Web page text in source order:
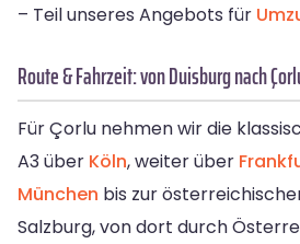
– Teil unseres Angebots für
Route & Fahrzeit: von Duisburg nach
Für Çorlu nehmen wir die
A3 über Köln, weiter über
München bis zur
Salzburg, von dort durch